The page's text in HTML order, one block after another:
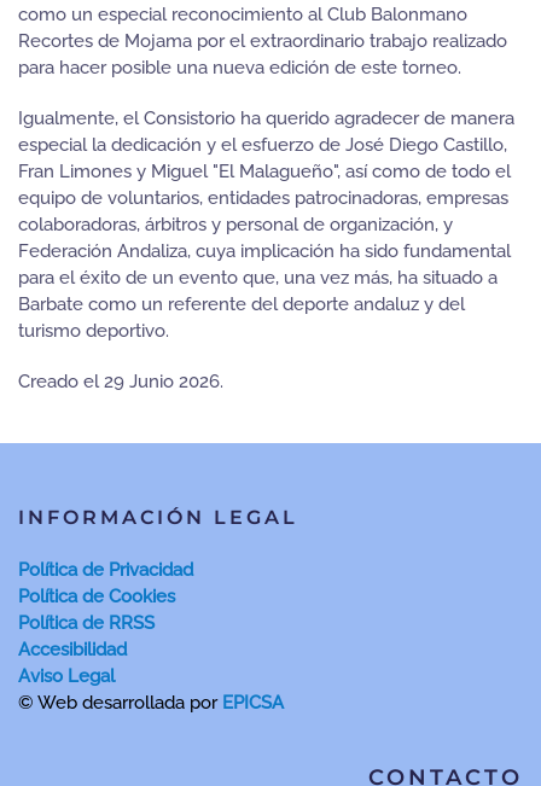
como un especial reconocimiento al Club Balonmano
Recortes de Mojama por el extraordinario trabajo realizado
para hacer posible una nueva edición de este torneo.
Igualmente, el Consistorio ha querido agradecer de manera
especial la dedicación y el esfuerzo de José Diego Castillo,
Fran Limones y Miguel "El Malagueño", así como de todo el
equipo de voluntarios, entidades patrocinadoras, empresas
colaboradoras, árbitros y personal de organización, y
Federación Andaliza, cuya implicación ha sido fundamental
para el éxito de un evento que, una vez más, ha situado a
Barbate como un referente del deporte andaluz y del
turismo deportivo.
Creado el29 Junio 2026.
INFORMACIÓN LEGAL
Política de Privacidad
Política de Cookies
Política de RRSS
Accesibilidad
Aviso Legal
© Web desarrollada por EPICSA
CONTACTO